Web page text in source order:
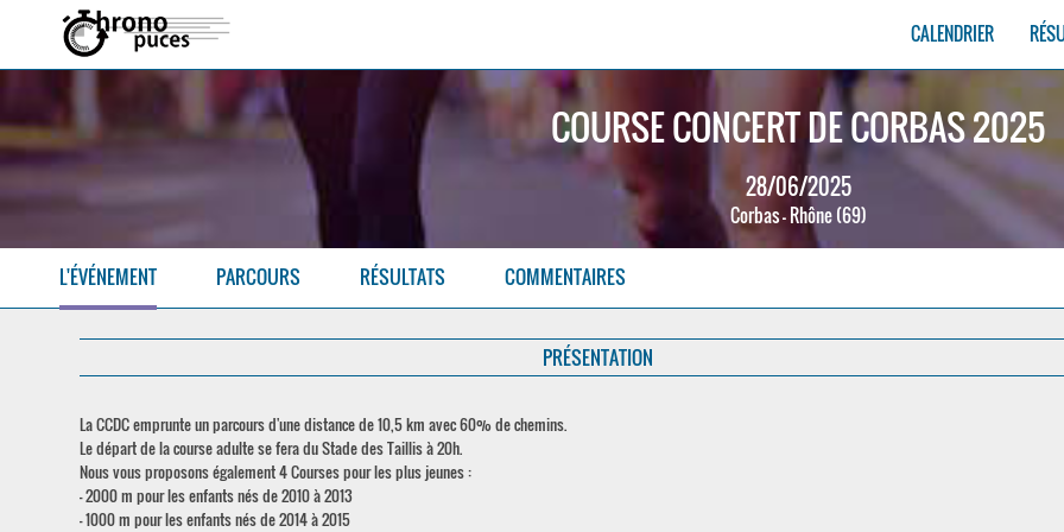
CALENDRIER
COURSE CONCERT DE CORBAS 2025
28/06/2025
Corbas - Rhône (69)
L'ÉVÉNEMENT PARCOURS RÉSULTATS COMMENTAIRES
PRÉSENTATION
La CCDC emprunte un parcours d'une distance de 10,5 km avec 60% de chemins.
Le départ de la course adulte se fera du Stade des Taillis à 20h.
Nous vous proposons également 4 Courses pour les plus jeunes :
- 2000 m pour les enfants nés de 2010 à 2013
- 1000 m pour les enfants nés de 2014 à 2015